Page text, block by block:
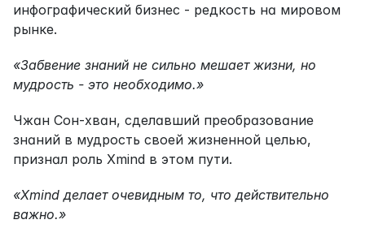
инфографический бизнес - редкость на мировом
рынке.
«Забвение знаний не сильно мешает жизни, но
мудрость - это необходимо.»
Чжан Сон-хван, сделавший преобразование
знаний в мудрость своей жизненной целью,
признал роль Xmind в этом пути.
«Xmind делает очевидным то, что действительно
важно.»